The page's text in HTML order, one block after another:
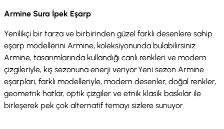
Armine Sura İpek Eşarp
Yenilikçi bir tarza ve birbirinden güzel farklı desenlere sahip
eşarp modellerini Armine, koleksiyonunda bulabilirsiniz.
Armine, tasarımlarında kullandığı canlı renkleri ve modern
çizgileriyle, kış sezonuna enerji veriyor.Yeni sezon Armine
eşarpları, farklı modelleriyle, modern desenler, doğal renkler,
geometrik hatlar, optik çizgiler ve etnik klasik baskılar ile
birleşerek pek çok alternatif temayı sizlere sunuyor.